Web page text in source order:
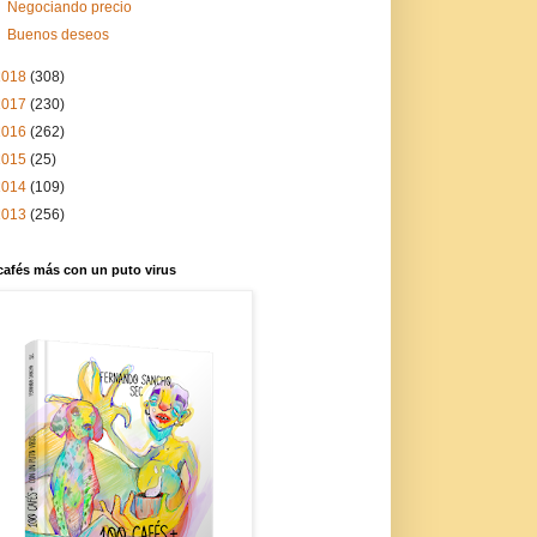
Negociando precio
Buenos deseos
(308)
(230)
(262)
(25)
(109)
(256)
más con un puto virus